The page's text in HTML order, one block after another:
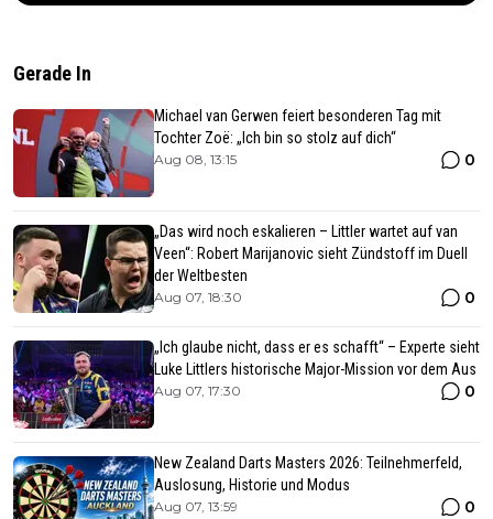
Gerade In
Michael van Gerwen feiert besonderen Tag mit
Tochter Zoë: „Ich bin so stolz auf dich“
Aug 08, 13:15 0
„Das wird noch eskalieren – Littler wartet auf van
Veen“: Robert Marijanovic sieht Zündstoff im Duell
der Weltbesten
Aug 07, 18:30 0
„Ich glaube nicht, dass er es schafft“ – Experte sieht
Luke Littlers historische Major-Mission vor dem Aus
Aug 07, 17:30 0
New Zealand Darts Masters 2026: Teilnehmerfeld,
Auslosung, Historie und Modus
Aug 07, 13:59 0